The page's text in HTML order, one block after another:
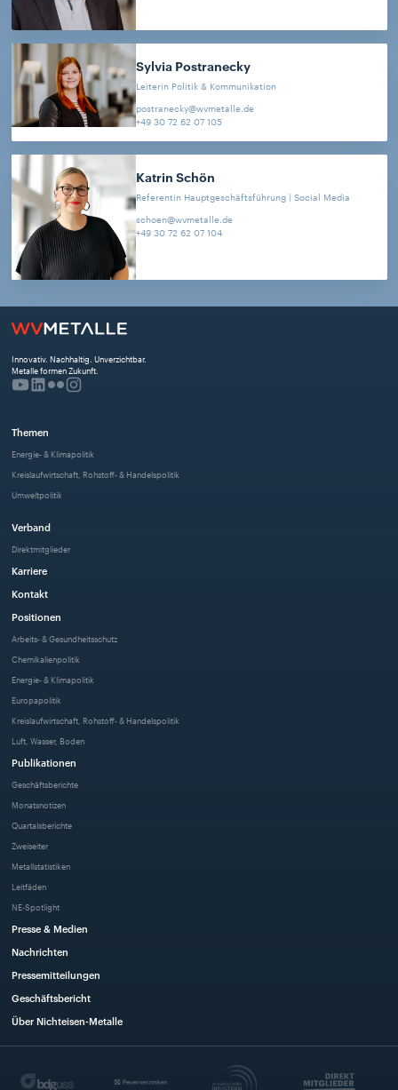
Sylvia Postranecky
Leiterin Politik & Kommunikation
postranecky@wvmetalle.de
+49 30 72 62 07 105
Katrin Schön
Referentin Hauptgeschäftsführung | Social Media
schoen@wvmetalle.de
+49 30 72 62 07 104
Innovativ. Nachhaltig. Unverzichtbar.
Metalle formen Zukunft.
Themen
Energie- & Klimapolitik
Kreislaufwirtschaft, Rohstoff- & Handelspolitik
Umweltpolitik
Verband
Direktmitglieder
Karriere
Kontakt
Positionen
Arbeits- & Gesundheitsschutz
Chemikalienpolitik
Energie- & Klimapolitik
Europapolitik
Kreislaufwirtschaft, Rohstoff- & Handelspolitik
Luft, Wasser, Boden
Publikationen
Geschäftsberichte
Monatsnotizen
Quartalsberichte
Zweiseiter
Metallstatistiken
Leitfäden
NE-Spotlight
Presse & Medien
Nachrichten
Pressemitteilungen
Geschäftsbericht
Über Nichteisen-Metalle